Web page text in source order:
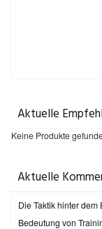
Aktuelle
Keine Produkte
Aktuelle
Die Taktik hinter
Bedeutung von